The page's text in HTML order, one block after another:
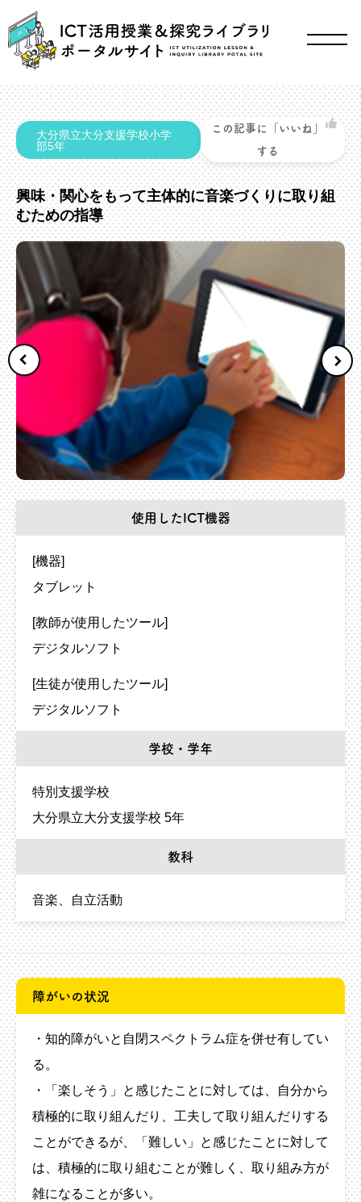
大分県立大分支援学校小学
部5年
この記事に「いいね」
する
興味・関心をもって主体的に音楽づくりに取り組
むための指導
使用したICT機器
[機器]
タブレット
[教師が使用したツール]
デジタルソフト
[生徒が使用したツール]
デジタルソフト
学校・学年
特別支援学校
大分県立大分支援学校 5年
教科
音楽 自立活動
障がいの状況
・知的障がいと自閉スペクトラム症を併せ有してい
る。
・「楽しそう」と感じたことに対しては、自分から
積極的に取り組んだり、工夫して取り組んだりする
ことができるが、「難しい」と感じたことに対して
は、積極的に取り組むことが難しく、取り組み方が
雑になることが多い。